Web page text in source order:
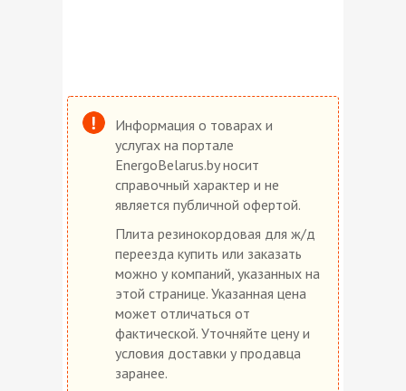
Информация о товарах и
услугах на портале
EnergoBelarus.by носит
справочный характер и не
является публичной офертой.
Плита резинокордовая для ж/д
переезда купить или заказать
можно у компаний, указанных на
этой странице. Указанная цена
может отличаться от
фактической. Уточняйте цену и
условия доставки у продавца
заранее.